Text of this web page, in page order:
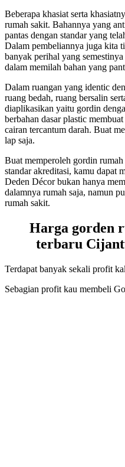
Beberapa khasiat serta
rumah sakit. Bahannya yang
pantas dengan standar yang
Dalam pembeliannya juga kita
banyak perihal yang
dalam memilah bahan yang
Dalam ruangan yang identic
ruang bedah, ruang bersalin
diaplikasikan yaitu gordin
berbahan dasar plastic
cairan tercantum darah. Buat
lap saja.
Buat memperoleh gordin
standar akreditasi, kamu dapat
Deden Décor bukan hanya
dalamnya rumah saja, namun
rumah sakit.
Harga gorden
terbaru
Terdapat banyak sekali profit
Sebagian profit kau membeli